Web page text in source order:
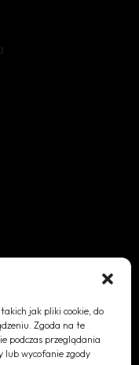
jak pliki cookie, do
Zgoda na te
podczas przeglądania
lub wycofanie zgody